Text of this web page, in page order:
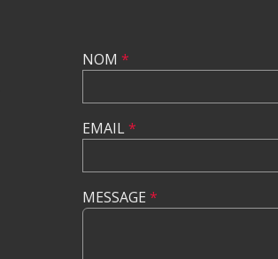
NOM *
EMAIL*
MESSAGE *